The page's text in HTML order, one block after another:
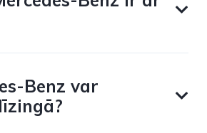
Benz var